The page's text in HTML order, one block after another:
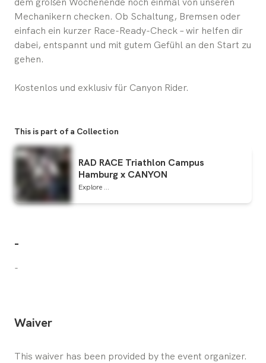
Mechanikern checken. Ob Schaltung, Bremsen oder
einfach ein kurzer Race-Ready-Check – wir helfen dir
dabei, entspannt und mit gutem Gefühl an den Start zu
gehen.
Kostenlos und exklusiv für Canyon Rider.
This is part of a Collection
RAD RACE Triathlon Campus
Hamburg x CANYON
Explore ...
-
-
Waiver
This waiver has been provided by the event organizer.